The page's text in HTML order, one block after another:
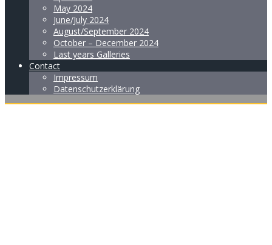
May 2024
June/July 2024
August/September 2024
October – December 2024
Last years Galleries
Contact
Impressum
Datenschutzerklärung